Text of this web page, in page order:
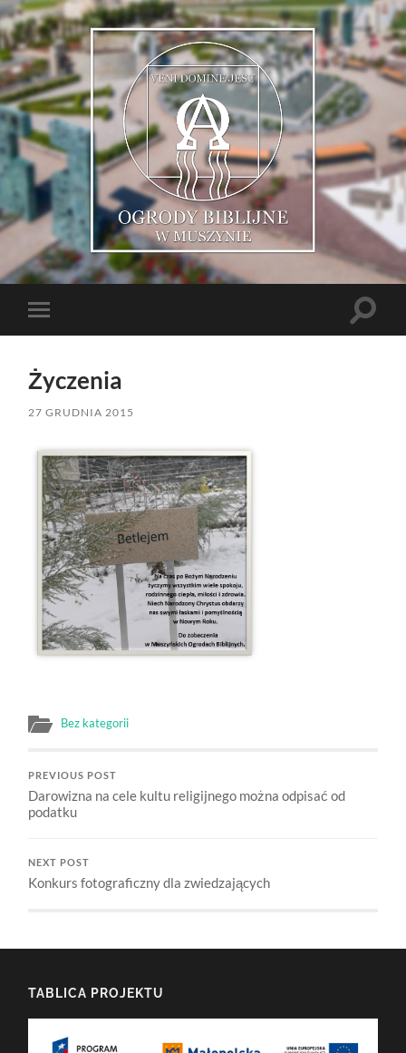
Muszyńskie
Ogrody
Biblijne
mobile
Toggle
Życzenia
27 GRUDNIA 2015
Bez kategorii
PREVIOUS POST
Darowizna na cele kultu religijnego można odpisać od
podatku
NEXT POST
Konkurs fotograficzny dla zwiedzających
TABLICA PROJEKTU